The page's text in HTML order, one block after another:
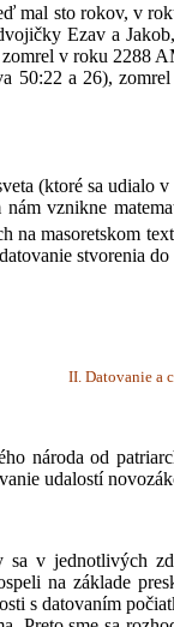
mal sto rokov, v
Ezav a
v roku 2288
50:22 a 26),
(ktoré sa udialo
vznikne
na masoretskom
stvorenia
II. Datovanie a
národa od
udalostí
sa v jednotlivých
na základe
s datovaním